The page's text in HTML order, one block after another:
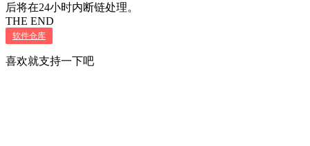
后将在24小时内断链处理。
THE END
软件仓库
喜欢就支持一下吧